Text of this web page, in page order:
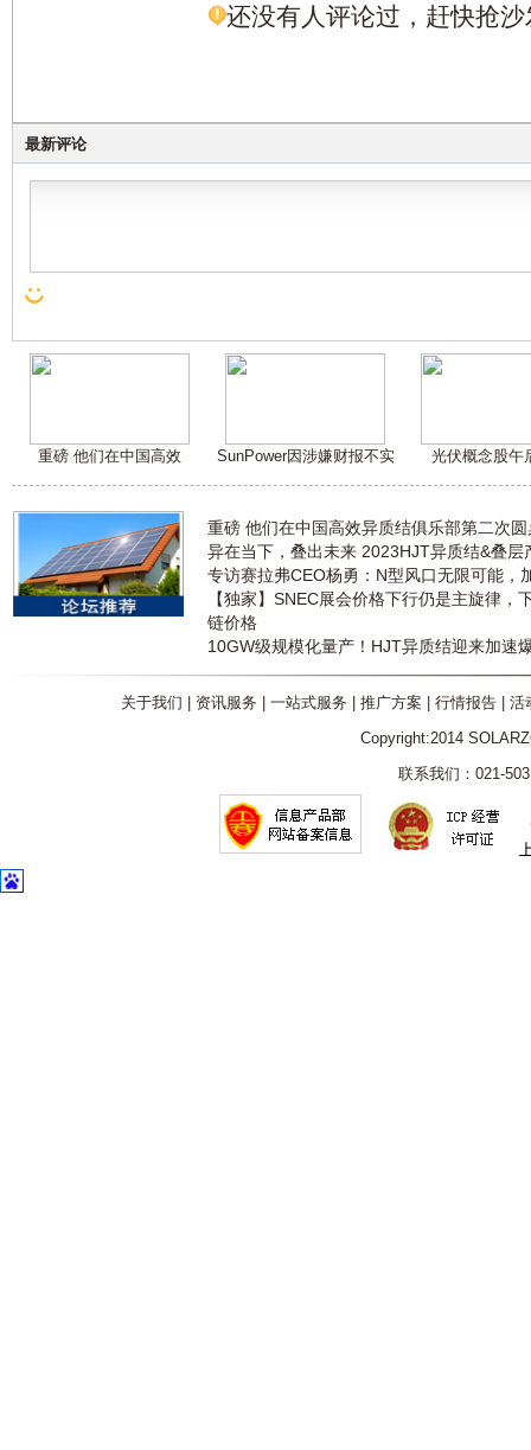
还没有人评论过，赶快抢沙
最新评论
重磅 他们在中国高效 SunPower因涉嫌财报不实 光伏概念股午
重磅 他们在中国高效异质结俱乐部第二次
异在当下，叠出未来 2023HJT异质结&叠层
专访赛拉弗CEO杨勇：N型风口无限可能，
【独家】SNEC展会价格下行仍是主旋律，
链价格
10GW级规模化量产！HJT异质结迎来加速
关于我们 资讯服务 一站式服务 推广方案 行情报告| 活
Copyright:2014
联系我们：021-